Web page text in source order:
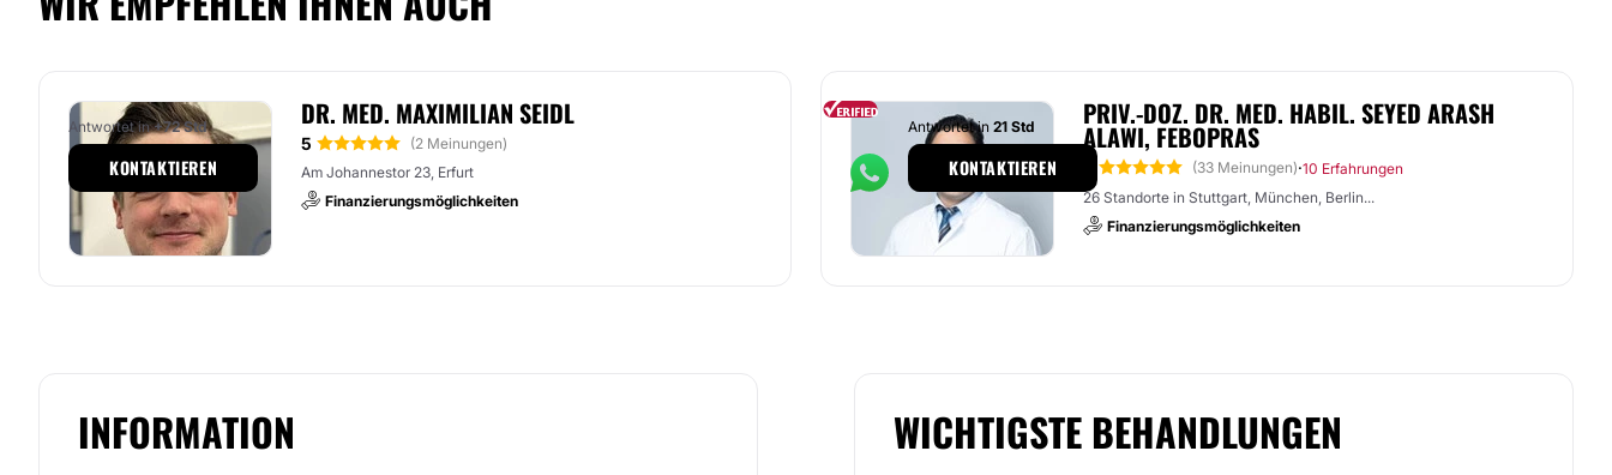
DR. MED. MAXIMILIAN SEIDL
5
(2 Meinungen)
Am Johannestor 23, Erfurt
Finanzierungsmöglichkeiten
Antwortet in+72 Std
KONTAKTIEREN
PRIV.-DOZ. DR. MED. HABIL. SEYED ARASH
ALAWI, FEBOPRAS
(33 Meinungen)·10 Erfahrungen
26 Standorte in Stuttgart, München, Berlin...
Finanzierungsmöglichkeiten
Antwortet in 21 Std
KONTAKTIEREN
INFORMATION WICHTIGSTE BEHANDLUNGEN